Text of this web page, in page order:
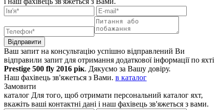
Відправити
Ваш запит на консультацію успішно відправлений Ви
відправили запит для отримання додаткової інформації по яхті
Prestige 500 fly 2016 рік. Дякуємо за Вашу довіру.
Наш фахівець зв'яжеться з Вами. в каталог
Замовити
каталог Для того, щоб отримати персональний каталог яхт,
вкажіть ваші контактні дані і наш фахівець зв'яжеться з вами.